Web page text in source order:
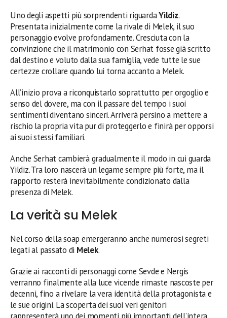
Uno degli aspetti più sorprendenti riguardaYildiz.
Presentata inizialmente come la rivale di Melek, il suo
personaggio evolve profondamente. Cresciuta con la
convinzione che il matrimonio con Serhat fosse già scritto
dal destino e voluto dalla sua famiglia, vede tutte le sue
certezze crollare quando lui torna accanto a Melek.
All’inizio prova a riconquistarlo soprattutto per orgoglio e
senso del dovere, ma con il passare del tempo i suoi
sentimenti diventano sinceri. Arriverà persino a mettere a
rischio la propria vita pur di proteggerlo e finirà per opporsi
ai suoi stessi familiari.
Anche Serhat cambierà gradualmente il modo in cui guarda
Yildiz. Tra loro nascerà un legame sempre più forte, ma il
rapporto resterà inevitabilmente condizionato dalla
presenza di Melek.
La verità su Melek
Nel corso della soap emergeranno anche numerosi segreti
legati al passato di Melek.
Grazie ai racconti di personaggi come Sevde e Nergis
verranno finalmente alla luce vicende rimaste nascoste per
decenni, fino a rivelare la vera identità della protagonista e
le sue origini. La scoperta dei suoi veri genitori
rappresenterà uno dei momenti più importanti dell’intera